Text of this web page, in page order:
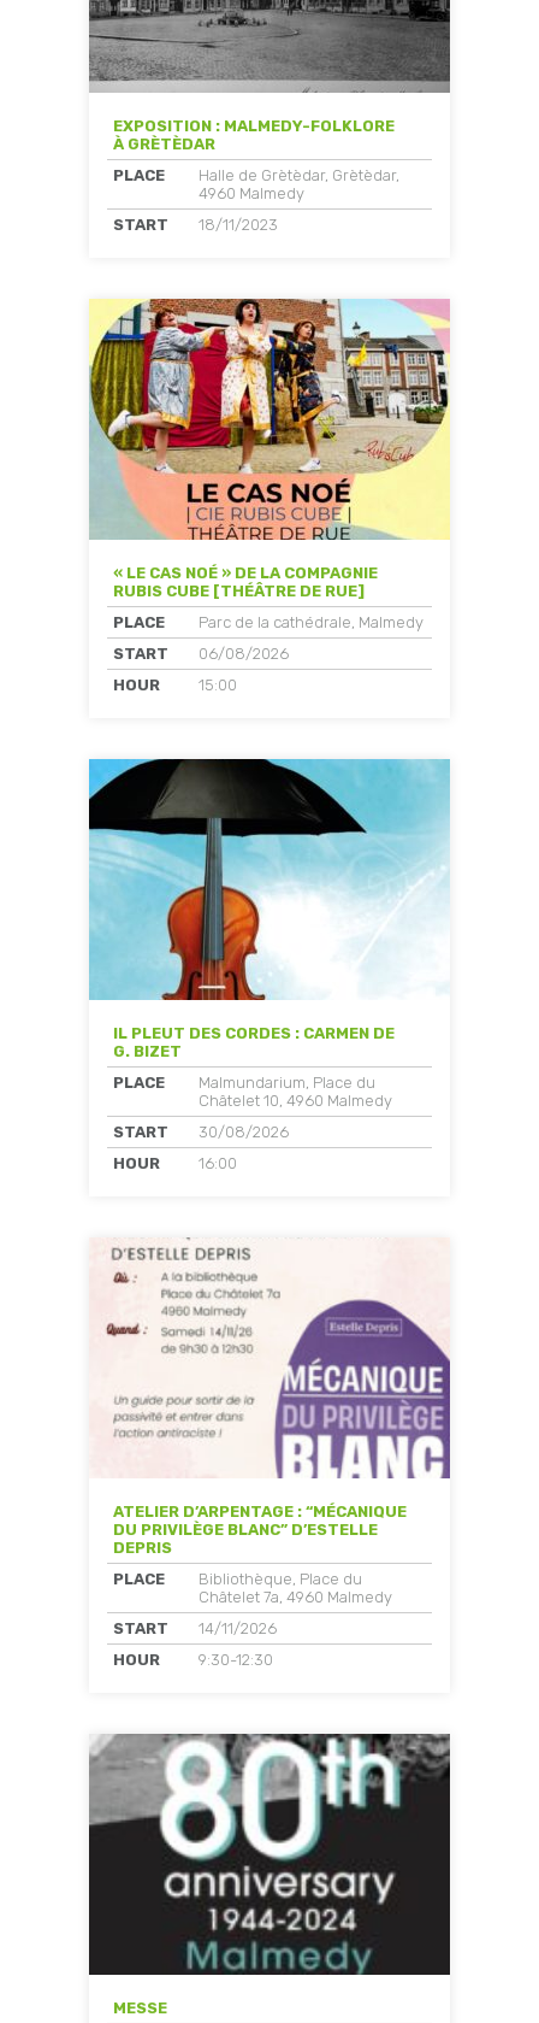
EXPOSITION : MALMEDY-FOLKLORE
À GRÈTÈDAR
PLACE
Halle de Grètèdar, Grètèdar,
4960 Malmedy
START
18/11/2023
« LE CAS NOÉ » DE LA COMPAGNIE
RUBIS CUBE [THÉÂTRE DE RUE]
PLACE
Parc de la cathédrale, Malmedy
START
06/08/2026
HOUR
15:00
IL PLEUT DES CORDES : CARMEN DE
G. BIZET
PLACE
Malmundarium, Place du
Châtelet 10, 4960 Malmedy
START
30/08/2026
HOUR
16:00
ATELIER D’ARPENTAGE : “MÉCANIQUE
DU PRIVILÈGE BLANC” D’ESTELLE
DEPRIS
PLACE
Bibliothèque, Place du
Châtelet 7a, 4960 Malmedy
START
14/11/2026
HOUR
9:30-12:30
MESSE